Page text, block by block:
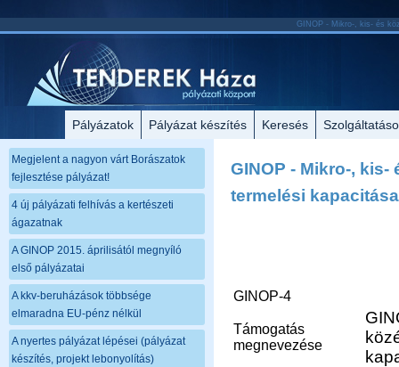
GINOP - Mikro-, kis- és
Pályázatok Pályázat készítés Keresés
Megjelent a nagyon várt Borászatok
fejlesztése pályázat!
4 új pályázati felhívás a kertészeti
ágazatnak
A GINOP 2015. áprilisától megnyíló
első pályázatai
A kkv-beruházások többsége
elmaradna EU-pénz nélkül
A nyertes pályázat lépései (pályázat
készítés, projekt lebonyolítás)
GINOP - Mikro-,
termelési
GINOP-4
Támogatás
megnevezése